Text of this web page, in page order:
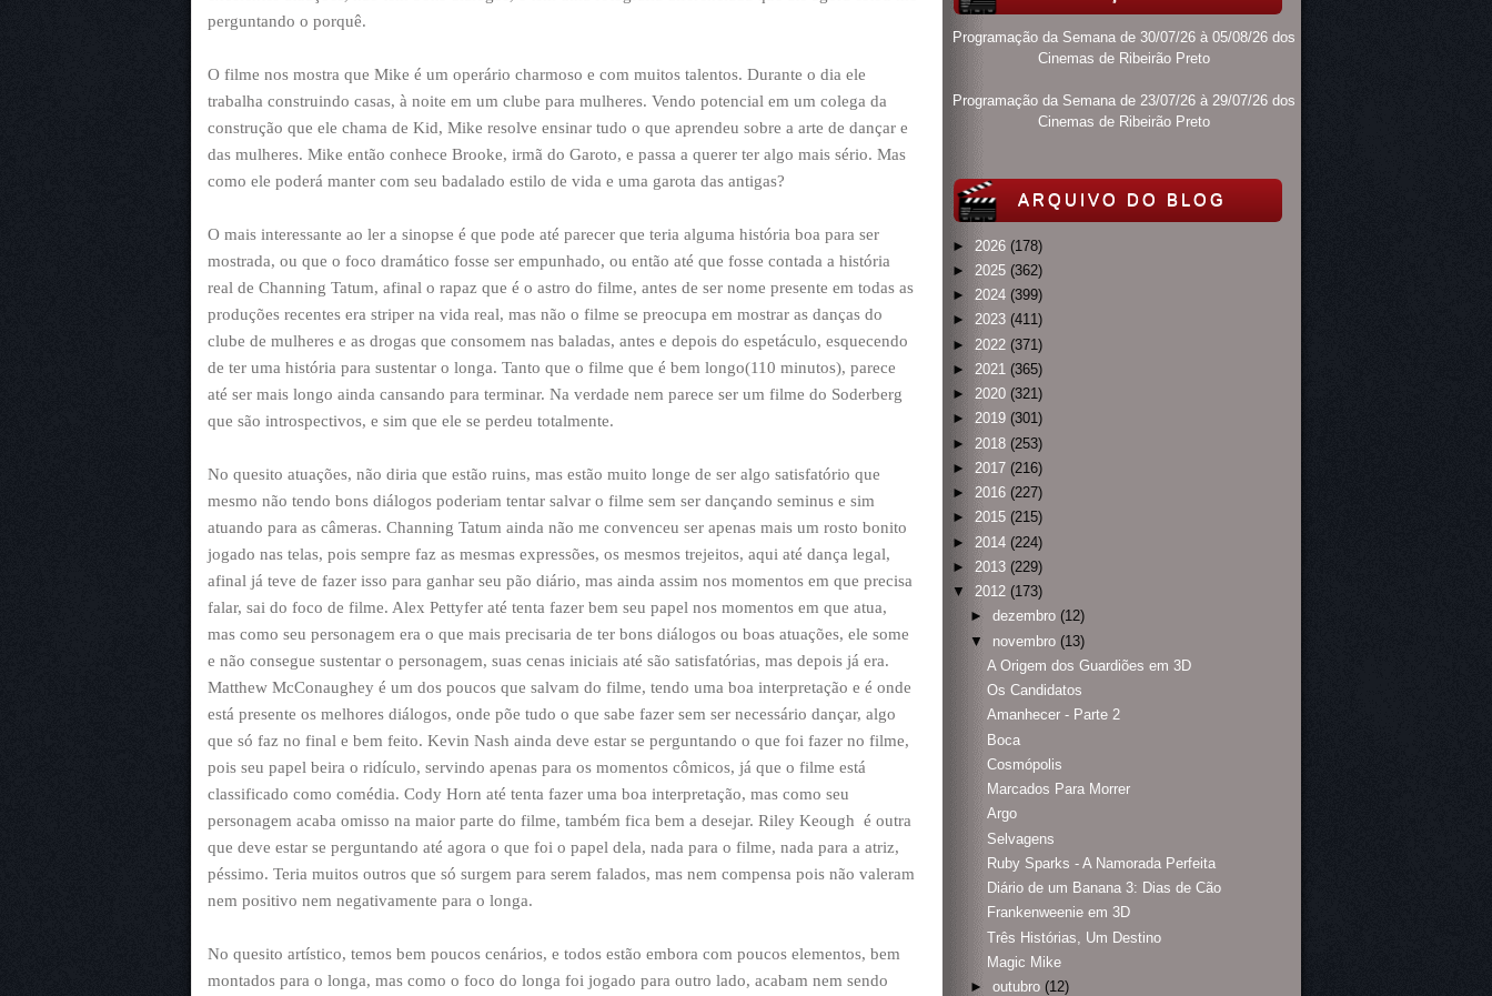
perguntando o porquê.
O filme nos mostra que Mike é um operário charmoso e com muitos talentos. Durante o dia ele
trabalha construindo casas, à noite em um clube para mulheres. Vendo potencial em um colega da
construção que ele chama de Kid, Mike resolve ensinar tudo o que aprendeu sobre a arte de dançar e
das mulheres. Mike então conhece Brooke, irmã do Garoto, e passa a querer ter algo mais sério. Mas
como ele poderá manter com seu badalado estilo de vida e uma garota das antigas?
O mais interessante ao ler a sinopse é que pode até parecer que teria alguma história boa para ser
mostrada, ou que o foco dramático fosse ser empunhado, ou então até que fosse contada a história
real de Channing Tatum, afinal o rapaz que é o astro do filme, antes de ser nome presente em todas as
produções recentes era striper na vida real, mas não o filme se preocupa em mostrar as danças do
clube de mulheres e as drogas que consomem nas baladas, antes e depois do espetáculo, esquecendo
de ter uma história para sustentar o longa. Tanto que o filme que é bem longo(110 minutos), parece
até ser mais longo ainda cansando para terminar. Na verdade nem parece ser um filme do Soderberg
que são introspectivos, e sim que ele se perdeu totalmente.
No quesito atuações, não diria que estão ruins, mas estão muito longe de ser algo satisfatório que
mesmo não tendo bons diálogos poderiam tentar salvar o filme sem ser dançando seminus e sim
atuando para as câmeras. Channing Tatum ainda não me convenceu ser apenas mais um rosto bonito
jogado nas telas, pois sempre faz as mesmas expressões, os mesmos trejeitos, aqui até dança legal,
afinal já teve de fazer isso para ganhar seu pão diário, mas ainda assim nos momentos em que precisa
falar, sai do foco de filme. Alex Pettyfer até tenta fazer bem seu papel nos momentos em que atua,
mas como seu personagem era o que mais precisaria de ter bons diálogos ou boas atuações, ele some
e não consegue sustentar o personagem, suas cenas iniciais até são satisfatórias, mas depois já era.
Matthew McConaughey é um dos poucos que salvam do filme, tendo uma boa interpretação e é onde
está presente os melhores diálogos, onde põe tudo o que sabe fazer sem ser necessário dançar, algo
que só faz no final e bem feito. Kevin Nash ainda deve estar se perguntando o que foi fazer no filme,
pois seu papel beira o ridículo, servindo apenas para os momentos cômicos, já que o filme está
classificado como comédia. Cody Horn até tenta fazer uma boa interpretação, mas como seu
personagem acaba omisso na maior parte do filme, também fica bem a desejar. Riley Keough é outra
que deve estar se perguntando até agora o que foi o papel dela, nada para o filme, nada para a atriz,
péssimo. Teria muitos outros que só surgem para serem falados, mas nem compensa pois não valeram
nem positivo nem negativamente para o longa.
No quesito artístico, temos bem poucos cenários, e todos estão embora com poucos elementos, bem
montados para o longa, mas como o foco do longa foi jogado para outro lado, acabam nem sendo
Programação da Semana de 30/07/26 à 05/08/26 dos
Cinemas de Ribeirão Preto
Programação da Semana de 23/07/26 à 29/07/26 dos
Cinemas de Ribeirão Preto
ARQUIVO DO BLOG
► 2026 (178)
► 2025 (362)
► 2024 (399)
► 2023 (411)
► 2022 (371)
► 2021 (365)
► 2020 (321)
► 2019 (301)
► 2018 (253)
► 2017 (216)
► 2016 (227)
► 2015 (215)
► 2014 (224)
► 2013 (229)
▼
2012 (173)
► dezembro (12)
▼
novembro (13)
A Origem dos Guardiões em 3D
Os Candidatos
Amanhecer - Parte 2
Boca
Cosmópolis
Marcados Para Morrer
Argo
Selvagens
Ruby Sparks - A Namorada Perfeita
Diário de um Banana 3: Dias de Cão
Frankenweenie em 3D
Três Histórias, Um Destino
Magic Mike
► outubro (12)